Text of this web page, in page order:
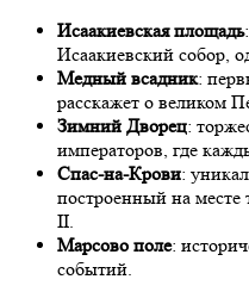
Исаакиевская площадь
Исаакиевский собор,
Медный всадник:
расскажет о великом
Зимний Дворец:
императоров, где
Спас-на-Крови:
построенный на месте
II.
Марсово поле:
событий.